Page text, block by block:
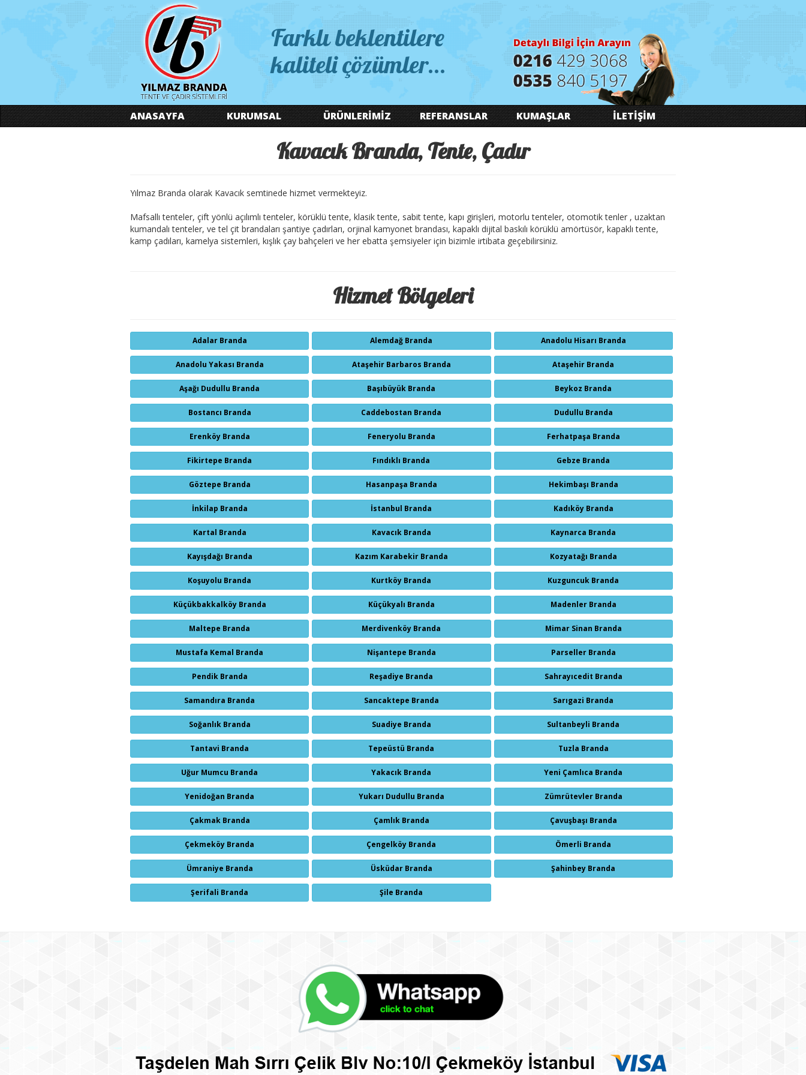
Farklı beklentilere
kaliteli çözümler...
ANASAYFA KURUMSAL ÜRÜNLERİMİZ REFERANSLAR KUMAŞLAR İLETİŞİM
Kavacık Branda, Tente, Çadır
Yılmaz Branda olarak Kavacık semtinede hizmet vermekteyiz.
Mafsallı tenteler, çift yönlü açılımlı tenteler, körüklü tente, klasik tente, sabit tente, kapı girişleri, motorlu tenteler, otomotik tenler , uzaktan
kumandalı tenteler, ve tel çit brandaları şantiye çadırları, orjinal kamyonet brandası, kapaklı dijital baskılı körüklü amörtüsör, kapaklı tente,
kamp çadıları, kamelya sistemleri, kışlık çay bahçeleri ve her ebatta şemsiyeler için bizimle irtibata geçebilirsiniz.
Hizmet Bölgeleri
Adalar Branda Alemdağ Branda Anadolu Hisarı Branda
Anadolu Yakası Branda Ataşehir Barbaros Branda Ataşehir Branda
Aşağı Dudullu Branda Başıbüyük Branda Beykoz Branda
Bostancı Branda Caddebostan Branda Dudullu Branda
Erenköy Branda Feneryolu Branda Ferhatpaşa Branda
Fikirtepe Branda Fındıklı Branda Gebze Branda
Göztepe Branda Hasanpaşa Branda Hekimbaşı Branda
İnkilap Branda İstanbul Branda Kadıköy Branda
Kartal Branda Kavacık Branda Kaynarca Branda
Kayışdağı Branda Kazım Karabekir Branda Kozyatağı Branda
Koşuyolu Branda Kurtköy Branda Kuzguncuk Branda
Küçükbakkalköy Branda Küçükyalı Branda Madenler Branda
Maltepe Branda Merdivenköy Branda Mimar Sinan Branda
Mustafa Kemal Branda Nişantepe Branda Parseller Branda
Pendik Branda Reşadiye Branda Sahrayıcedit Branda
Samandıra Branda Sancaktepe Branda Sarıgazi Branda
Soğanlık Branda Suadiye Branda Sultanbeyli Branda
Tantavi Branda Tepeüstü Branda Tuzla Branda
Uğur Mumcu Branda Yakacık Branda Yeni Çamlıca Branda
Yenidoğan Branda Yukarı Dudullu Branda Zümrütevler Branda
Çakmak Branda Çamlık Branda Çavuşbaşı Branda
Çekmeköy Branda Çengelköy Branda Ömerli Branda
Ümraniye Branda Üsküdar Branda Şahinbey Branda
Şerifali Branda Şile Branda